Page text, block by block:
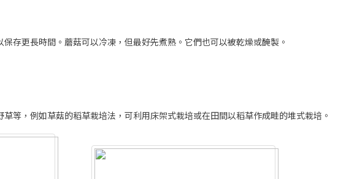
存更長時間。蘑菇可以冷凍，但最好先煮熟。它們也可以被乾燥或醃製。
等，例如草菇的稻草栽培法，可利用床架式栽培或在田間以稻草作成畦的堆式栽培。